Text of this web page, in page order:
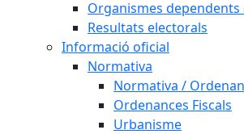
Organismes dependents
Resultats electorals
Informació oficial
Normativa
Normativa /
Ordenances Fiscals
Urbanisme